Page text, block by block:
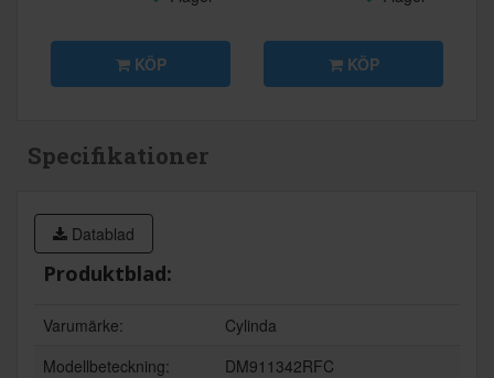
KÖP KÖP
Specifikationer
Datablad
Produktblad:
Varumärke:
Cylinda
Modellbeteckning:
DM911342RFC